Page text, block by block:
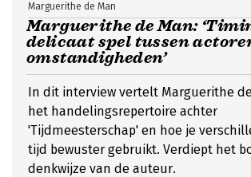
Marguerithe de Man:
delicaat spel tussen
omstandigheden’
Marguerithe de Man
In dit interview vertelt Marguerithe
het handelingsrepertoire achter
'Tijdmeesterschap' en hoe je
tijd bewuster gebruikt. Verdiept het
denkwijze van de auteur.